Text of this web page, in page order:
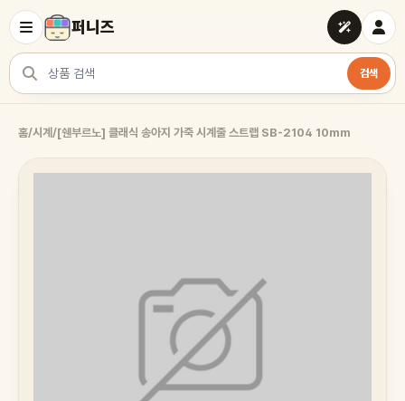
퍼니즈
상품 검색
검색
홈/시계 /[쉔부르노] 클래식 송아지 가죽 시계줄 스트랩 SB-2104 10mm